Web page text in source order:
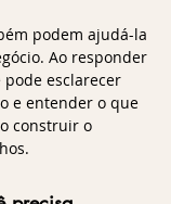
podem ajudá-la
Ao responder
pode esclarecer
e entender o que
construir o